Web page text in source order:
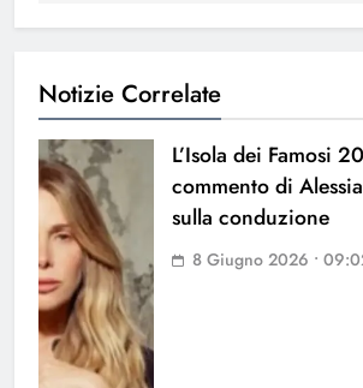
Notizie Correlate
L’Isola dei Famosi
commento di
sulla conduzione
8 Giugno 2026 •